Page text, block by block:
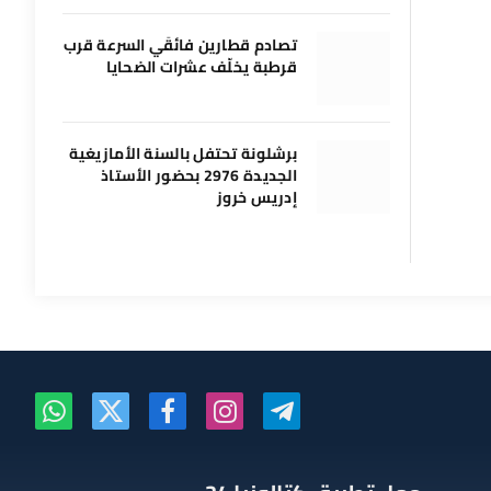
تصادم قطارين فائقَي السرعة قرب
قرطبة يخلّف عشرات الضحايا
برشلونة تحتفل بالسنة الأمازيغية
الجديدة 2976 بحضور الأستاذ
إدريس خروز
تيلقرام الانستغرامفيسبوكX
واتساب